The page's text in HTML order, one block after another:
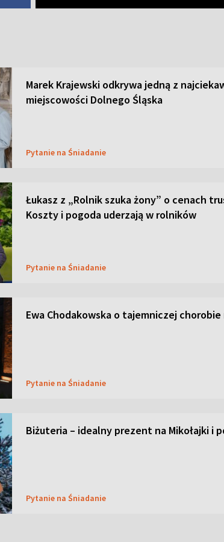
Marek Krajewski odkrywa jedną z
miejscowości Dolnego Śląska
Pytanie na Śniadanie
Łukasz z „Rolnik szuka żony” o cenach
Koszty i pogoda uderzają w rolników
Pytanie na Śniadanie
Ewa Chodakowska o tajemniczej chorobie
Pytanie na Śniadanie
Biżuteria – idealny prezent na Mikołajki i
Pytanie na Śniadanie